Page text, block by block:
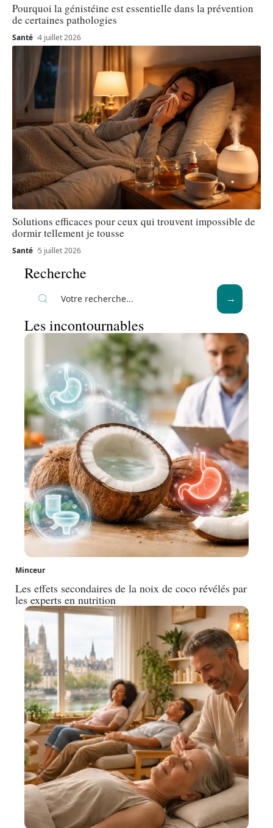
Pourquoi la génistéine est essentielle dans la prévention
de certaines pathologies
Santé 4 juillet 2026
Solutions efficaces pour ceux qui trouvent impossible de
dormir tellement je tousse
Santé 5 juillet 2026
Recherche
Les incontournables
Minceur
Les effets secondaires de la noix de coco révélés par
les experts en nutrition